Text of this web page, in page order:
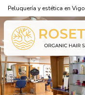
Peluquería y estética en Vigo